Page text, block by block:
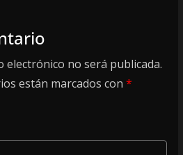
electrónico no será publicada.
están marcados con *